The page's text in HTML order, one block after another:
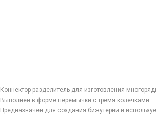
Коннектор разделитель для изготовления
Выполнен в форме перемычки с тремя колечками.
Предназначен для создания бижутерии и